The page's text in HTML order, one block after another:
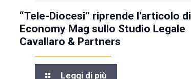
“Tele-Diocesi” riprende l’articolo di
Economy Mag sullo Studio Legale
Cavallaro & Partners
Leggi di più